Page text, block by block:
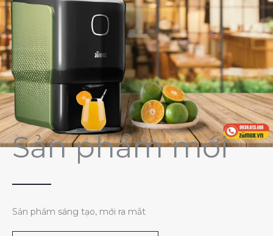
Sản phẩm mới
Sản phẩm sáng tạo, mới ra mắt